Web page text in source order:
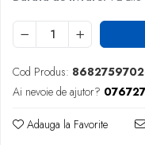
Cod Produs:
Ai nevoie de ajutor?
Adauga la Favorite